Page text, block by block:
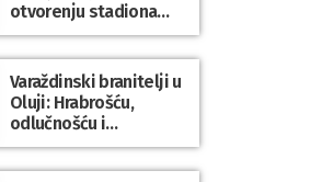
otvorenju stadiona
odigrao 1:1 s
Mariborom
Varaždinski branitelji u
Oluji: Hrabrošću,
odlučnošću i
zajedništvom do
slobodne Hrvatske!